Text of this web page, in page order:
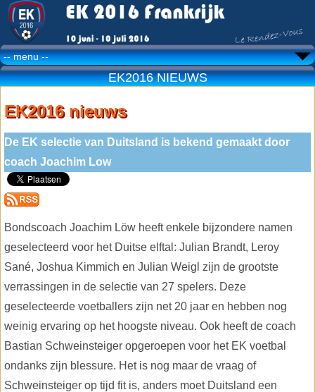
EK2016 NIEUWS
EK2016 nieuws
De EK selectie van Duitsland is bekend gemaakt door
coach Joachim Low
Bondscoach Joachim Löw heeft enkele bijzondere namen
geselecteerd voor het Duitse elftal: Julian Brandt, Leroy
Sané, Joshua Kimmich en Julian Weigl zijn de grootste
verrassingen in de selectie van 27 spelers. Deze
geselecteerde voetballers zijn net 20 jaar en hebben nog
weinig ervaring op het hoogste niveau. Ook heeft de coach
Bastian Schweinsteiger opgeroepen voor het EK voetbal
ondanks zijn blessure. Het is nog maar de vraag of
Schweinsteiger op tijd fit is, anders moet Duitsland een